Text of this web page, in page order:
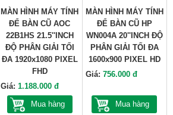
MÀN HÌNH MÁY TÍNH
ĐỂ BÀN CŨ AOC
22B1HS 21.5''INCH
ĐỘ PHÂN GIẢI TỐI
ĐA 1920x1080 PIXEL
FHD
Giá:1.188.000 đ
Mua hàng
MÀN HÌNH MÁY TÍNH
ĐỂ BÀN CŨ HP
WN004A 20''INCH ĐỘ
PHÂN GIẢI TỐI ĐA
1600x900 PIXEL HD
Giá: 756.000 đ
Mua hàng